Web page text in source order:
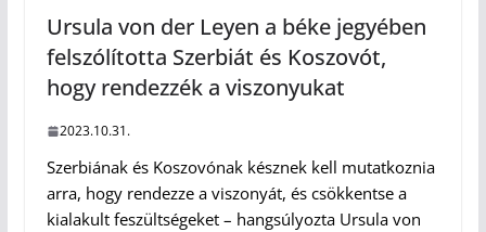
Ursula von der Leyen a béke jegyében
felszólította Szerbiát és Koszovót,
hogy rendezzék a viszonyukat
2023.10.31.
Szerbiának és Koszovónak késznek kell mutatkoznia
arra, hogy rendezze a viszonyát, és csökkentse a
kialakult feszültségeket – hangsúlyozta Ursula von